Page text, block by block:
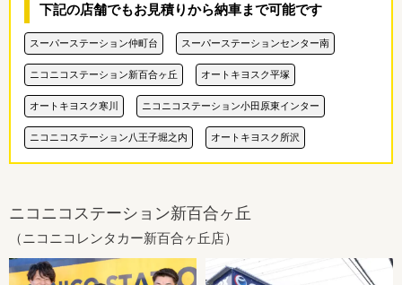
下記の店舗でもお見積りから納車まで可能です
スーパーステーション仲町台 スーパーステーションセンター南
ニコニコステーション新百合ヶ丘 オートキヨスク平塚
オートキヨスク寒川 ニコニコステーション小田原東インター
ニコニコステーション八王子堀之内 オートキヨスク所沢
ニコニコステーション新百合ヶ丘
（ニコニコレンタカー新百合ヶ丘店）